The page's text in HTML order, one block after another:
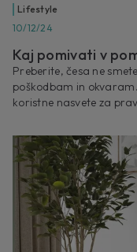
Lifestyle
10/12/24
Kaj pomivati v
Preberite, česa ne
poškodbam in
koristne nasvete za